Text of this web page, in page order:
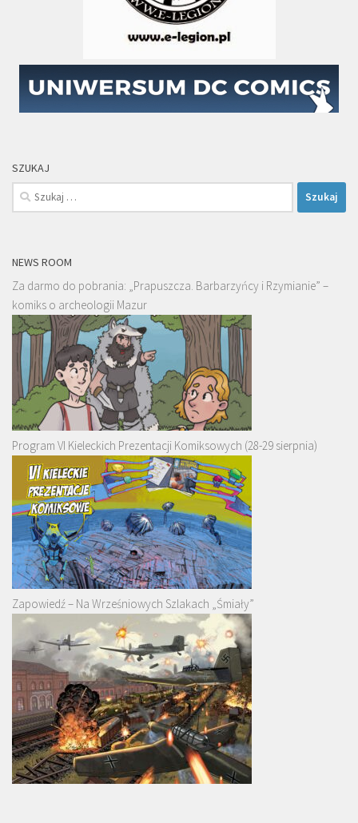
SZUKAJ
Szukaj:
NEWS ROOM
Za darmo do pobrania: „Prapuszcza. Barbarzyńcy i Rzymianie” –
komiks o archeologii Mazur
Program VI Kieleckich Prezentacji Komiksowych (28-29 sierpnia)
Zapowiedź – Na Wrześniowych Szlakach „Śmiały”